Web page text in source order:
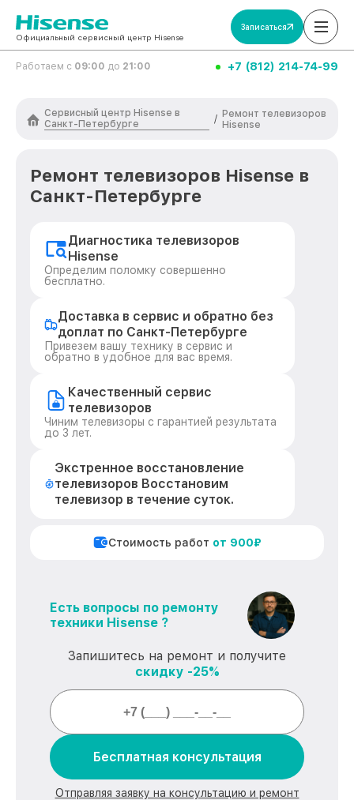
Официальный сервисный центр Hisense
Записаться
Работаем с 09:00 до 21:00 +7 (812) 214-74-99
Сервисный центр Hisense в
Санкт-Петербурге
/ Ремонт телевизоров
Hisense
Ремонт телевизоров Hisense в
Санкт-Петербурге
Диагностика телевизоров
Hisense
Определим поломку совершенно
бесплатно.
Доставка в сервис и обратно без
доплат по Санкт-Петербурге
Привезем вашу технику в сервис и
обратно в удобное для вас время.
Качественный сервис
телевизоров
Чиним телевизоры с гарантией результата
до 3 лет.
Экстренное восстановление
телевизоров Восстановим
телевизор в течение суток.
Стоимость работ от 900₽
Есть вопросы по ремонту
техники Hisense ?
Запишитесь на ремонт и получите
скидку -25%
Бесплатная консультация
Отправляя заявку на консультацию и ремонт